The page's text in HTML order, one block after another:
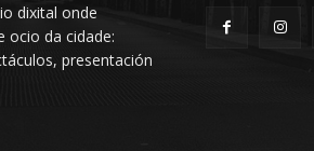
dixital onde
ocio da cidade:
presentación